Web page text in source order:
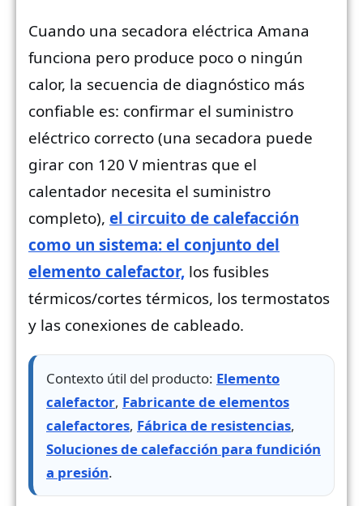
Cuando una secadora eléctrica Amana
funciona pero produce poco o ningún
calor, la secuencia de diagnóstico más
confiable es: confirmar el suministro
eléctrico correcto (una secadora puede
girar con 120 V mientras que el
calentador necesita el suministro
completo), el circuito de calefacción
como un sistema: el conjunto del
elemento calefactor, los fusibles
térmicos/cortes térmicos, los termostatos
y las conexiones de cableado.
Contexto útil del producto: Elemento
calefactor, Fabricante de elementos
calefactores, Fábrica de resistencias,
Soluciones de calefacción para fundición
a presión.